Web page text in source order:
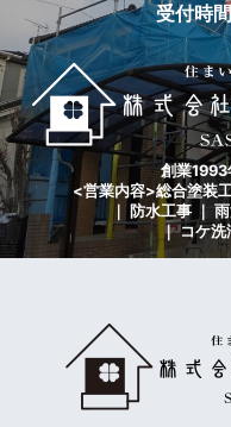
受付時
創業1993
<営業内容>総合塗装
｜ 防水工事 ｜
｜ コケ